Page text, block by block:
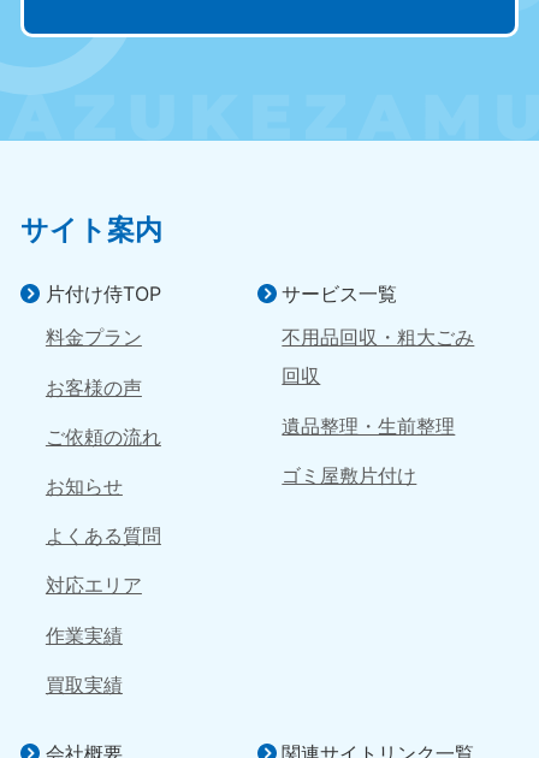
050-1881-5263
9:00〜19:00 年中無休
9:00〜19:00 年中無休
050-1881-5249 050-1881-5254
050-1881-5253
9:00〜19:00 年中無休 9:00〜19:00 年中無休
和歌山県
050-1881-5248
9:00〜19:00 年中無休
岡山県
050-1881-5146
9:00〜19:00 年中無休
サイト案内
片付け侍TOP
料金プラン
お客様の声
ご依頼の流れ
お知らせ
よくある質問
対応エリア
作業実績
買取実績
サービス一覧
不用品回収・粗大ごみ
回収
遺品整理・生前整理
ゴミ屋敷片付け